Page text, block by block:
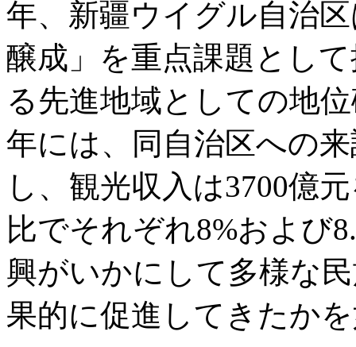
年、新疆ウイグル自治
醸成」を重点課題とし
る先進地域としての地
年には、同自治区への
し、観光収入は3700億
比でそれぞれ8%および
興がいかにして多様な
果的に促進してきたか